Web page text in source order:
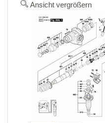
Ansicht vergrößern